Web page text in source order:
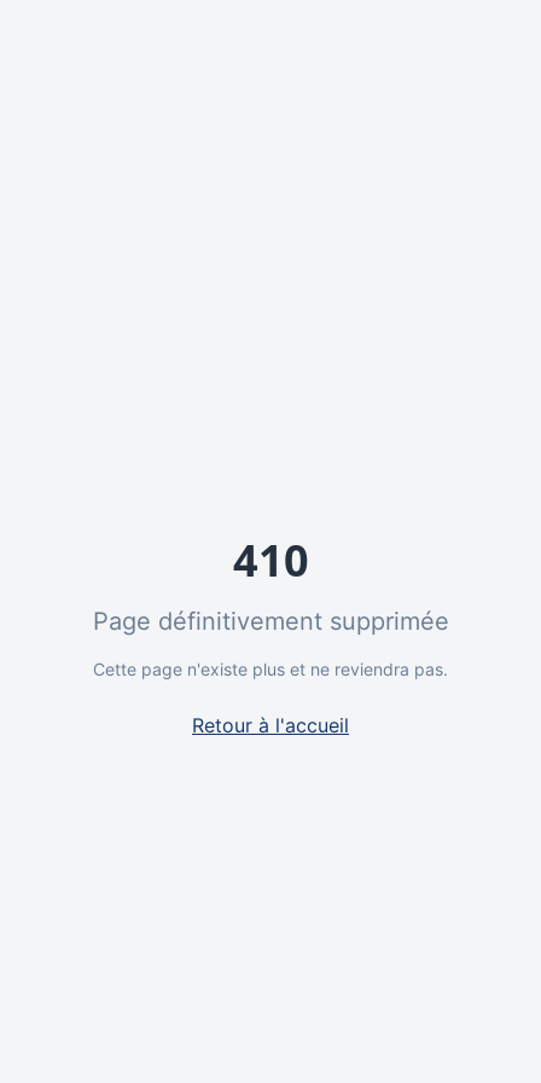
410
Page définitivement supprimée
Cette page n'existe plus et ne reviendra pas.
Retour à l'accueil